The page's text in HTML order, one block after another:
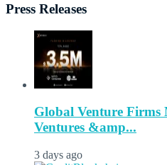
Press Releases
Global Venture
Ventures &amp...
3 days ago